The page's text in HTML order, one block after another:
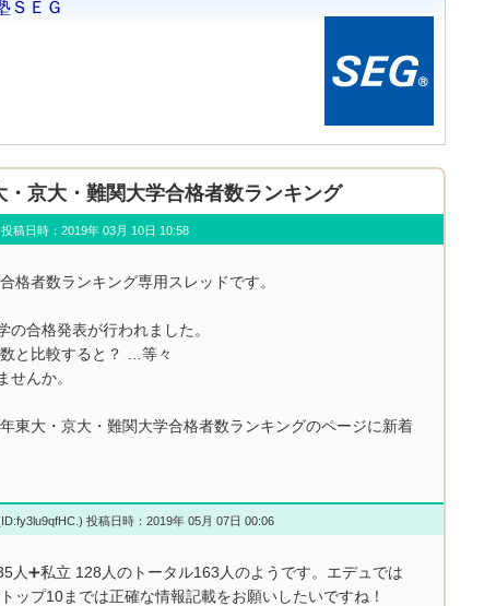
・京大・難関大学合格者数ランキング
稿日時：2019年 03月 10日 10:58
格者数ランキング専用スレッドです。
合格発表が行われました。
と比較すると？ …等々
んか。
東大・京大・難関大学合格者数ランキングのページに新着
投稿日時：2019年 05月 07日 00:06
人➕私立 128人のトータル163人のようです。エデュでは
ップ10までは正確な情報記載をお願いしたいですね！